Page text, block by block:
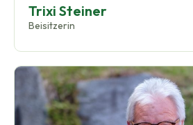
Trixi Steiner
Beisitzerin